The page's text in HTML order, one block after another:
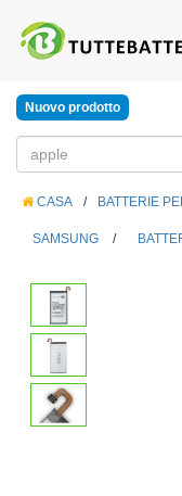
Nuovo prodotto
CASA / BATTERIE
SAMSUNG /